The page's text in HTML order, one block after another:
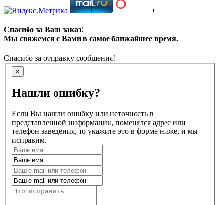
Спасибо за Ваш заказ!
Мы свяжемся с Вами в самое ближайшее время.
Спасибо за отправку сообщения!
×
Нашли ошибку?
Если Вы нашли ошибку или неточность в
представленной информации, поменялся адрес или
телефон заведения, то укажите это в форме ниже, и мы
исправим.